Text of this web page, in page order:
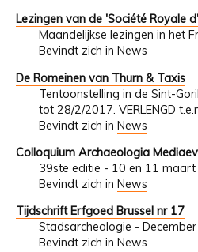
Lezingen van de 'Société Royale
Maandelijkse lezingen in het
Bevindt zich in News
De Romeinen van Thurn & Taxis
Tentoonstelling in de Sint-
tot 28/2/2017. VERLENGD
Bevindt zich in News
Colloquium Archaeologia
39ste editie - 10 en 11
Bevindt zich in News
Tijdschrift Erfgoed Brussel nr 17
Stadsarcheologie -
Bevindt zich in News